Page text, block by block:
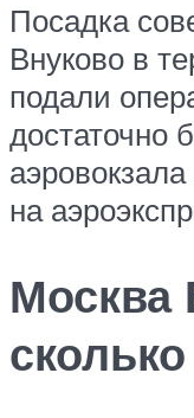
Посадка
Внуково в
подали
достаточно
на
Москва